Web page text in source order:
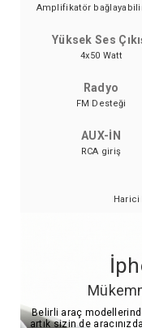
Amplifikatör
Yüksek Ses
4x50 Watt
Radyo
FM Desteği
AUX-İN
RCA giriş
Harici
Belirli araç
artık sizin de